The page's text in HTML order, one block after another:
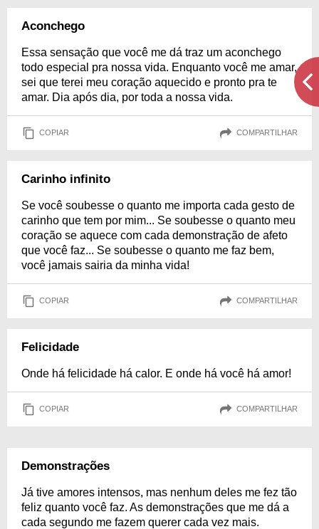
Aconchego
Essa sensação que você me dá traz um aconchego
todo especial pra nossa vida. Enquanto você me amar,
sei que terei meu coração aquecido e pronto pra te
amar. Dia após dia, por toda a nossa vida.
COPIAR COMPARTILHAR
Carinho infinito
Se você soubesse o quanto me importa cada gesto de
carinho que tem por mim... Se soubesse o quanto meu
coração se aquece com cada demonstração de afeto
que você faz... Se soubesse o quanto me faz bem,
você jamais sairia da minha vida!
COPIAR COMPARTILHAR
Felicidade
Onde há felicidade há calor. E onde há você há amor!
COPIAR COMPARTILHAR
Demonstrações
Já tive amores intensos, mas nenhum deles me fez tão
feliz quanto você faz. As demonstrações que me dá a
cada segundo me fazem querer cada vez mais.